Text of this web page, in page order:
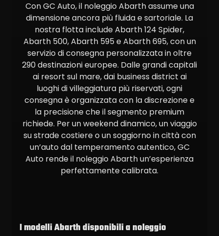
Con GC Auto, il noleggio Abarth assume una
dimensione ancora più fluida e sartoriale. La
nostra flotta include Abarth 124 Spider,
Abarth 500, Abarth 595 e Abarth 695, con un
servizio di consegna personalizzata in oltre
290 destinazioni europee. Dalle grandi capitali
ai resort sul mare, dai business district ai
luoghi di villeggiatura più riservati, ogni
consegna è organizzata con la discrezione e
la precisione che il segmento premium
richiede. Per un weekend dinamico, un viaggio
su strade costiere o un soggiorno in città con
un’auto dal temperamento autentico, GC
Auto rende il noleggio Abarth un’esperienza
perfettamente calibrata.
I modelli Abarth disponibili a noleggio